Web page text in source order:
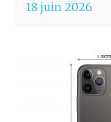
18 juin 2026